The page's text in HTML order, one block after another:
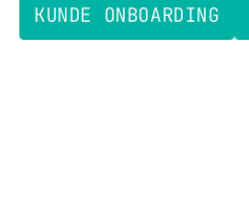
KUNDE ONBOARDING